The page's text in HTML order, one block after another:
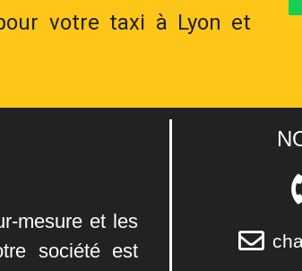
votre taxi à Lyon et
mesure et les
société est